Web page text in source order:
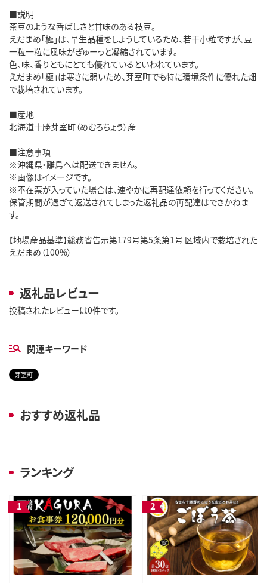
■説明
茶豆のような香ばしさと甘味のある枝豆。
えだまめ「極」は、早生品種をしようしているため、若干小粒ですが、豆
一粒一粒に風味がぎゅーっと凝縮されています。
色、味、香りともにとても優れているといわれています。
えだまめ「極」は寒さに弱いため、芽室町でも特に環境条件に優れた畑
で栽培されています。
■産地
北海道十勝芽室町（めむろちょう）産
■注意事項
※沖縄県・離島へは配送できません。
※画像はイメージです。
※不在票が入っていた場合は、速やかに再配達依頼を行ってください。
保管期間が過ぎて返送されてしまった返礼品の再配達はできかねま
す。
【地場産品基準】総務省告示第179号第5条第1号 区域内で栽培された
えだまめ（100%）
返礼品レビュー
投稿されたレビューは0件です。
関連キーワード
芽室町
おすすめ返礼品
ランキング